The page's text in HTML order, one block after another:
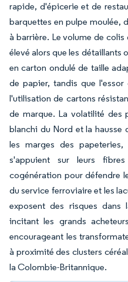
rapide, d'épicerie et de
barquettes en pulpe moulée,
à barrière. Le volume de
élevé alors que les détaillants
en carton ondulé de taille
de papier, tandis que
l'utilisation de cartons
de marque. La volatilité des
blanchi du Nord et la hausse
les marges des
s'appuient sur leurs
cogénération pour défendre
du service ferroviaire et les
exposent des risques dans
incitant les grands
encourageant les
à proximité des clusters
la Colombie-Britannique.